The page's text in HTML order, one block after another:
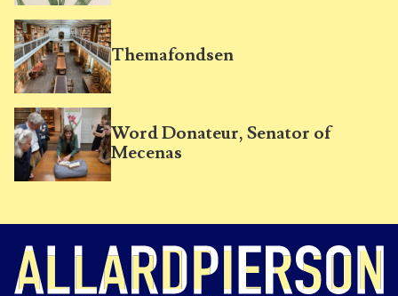
Themafondsen
Word Donateur, Senator of
Mecenas